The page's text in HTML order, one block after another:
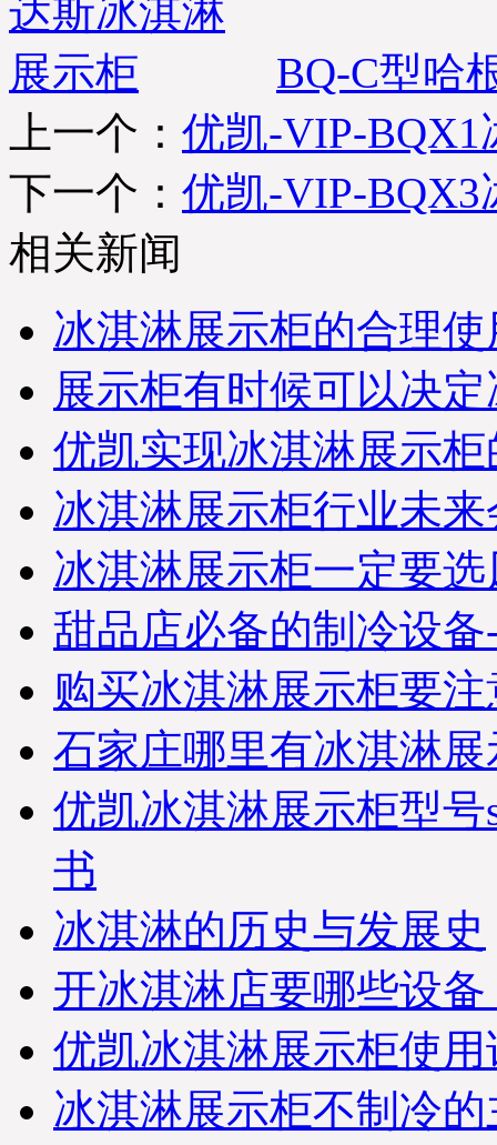
BQ-C型哈
上一个： 优凯-VIP-BQX1
下一个： 优凯-VIP-BQX3
相关新闻
冰淇淋展示柜的合理
展示柜有时候可以决
优凯实现冰淇淋展示
冰淇淋展示柜行业未
冰淇淋展示柜一定要
甜品店必备的制冷设
购买冰淇淋展示柜要
石家庄哪里有冰淇淋
优凯冰淇淋展示柜型
书
冰淇淋的历史与发展史
开冰淇淋店要哪些设备
优凯冰淇淋展示柜使
冰淇淋展示柜不制冷